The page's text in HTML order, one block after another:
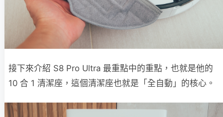
接下來介紹 S8 Pro Ultra 最重點中的重點，也就是他的
10 合 1 清潔座，這個清潔座也就是「全自動」的核心。